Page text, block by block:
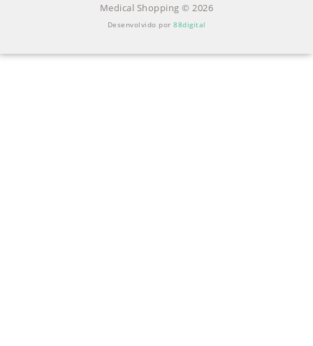
Medical Shopping © 2026
Desenvolvido por 88digital